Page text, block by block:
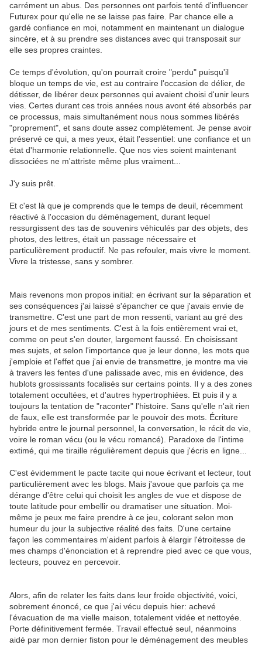
carrément un abus. Des personnes ont parfois tenté d'influencer
Futurex pour qu'elle ne se laisse pas faire. Par chance elle a
gardé confiance en moi, notamment en maintenant un dialogue
sincère, et à su prendre ses distances avec qui transposait sur
elle ses propres craintes.
Ce temps d'évolution, qu'on pourrait croire "perdu" puisqu'il
bloque un temps de vie, est au contraire l'occasion de délier, de
détisser, de libérer deux personnes qui avaient choisi d'unir leurs
vies. Certes durant ces trois années nous avont été absorbés par
ce processus, mais simultanément nous nous sommes libérés
"proprement", et sans doute assez complètement. Je pense avoir
préservé ce qui, a mes yeux, était l'essentiel: une confiance et un
état d'harmonie relationnelle. Que nos vies soient maintenant
dissociées ne m'attriste même plus vraiment...
J'y suis prêt.
Et c'est là que je comprends que le temps de deuil, récemment
réactivé à l'occasion du déménagement, durant lequel
ressurgissent des tas de souvenirs véhiculés par des objets, des
photos, des lettres, était un passage nécessaire et
particulièrement productif. Ne pas refouler, mais vivre le moment.
Vivre la tristesse, sans y sombrer.
Mais revenons mon propos initial: en écrivant sur la séparation et
ses conséquences j'ai laissé s'épancher ce que j'avais envie de
transmettre. C'est une part de mon ressenti, variant au gré des
jours et de mes sentiments. C'est à la fois entièrement vrai et,
comme on peut s'en douter, largement faussé. En choisissant
mes sujets, et selon l'importance que je leur donne, les mots que
j'emploie et l'effet que j'ai envie de transmettre, je montre ma vie
à travers les fentes d'une palissade avec, mis en évidence, des
hublots grossissants focalisés sur certains points. Il y a des zones
totalement occultées, et d'autres hypertrophiées. Et puis il y a
toujours la tentation de "raconter" l'histoire. Sans qu'elle n'ait rien
de faux, elle est transformée par le pouvoir des mots. Écriture
hybride entre le journal personnel, la conversation, le récit de vie,
voire le roman vécu (ou le vécu romancé). Paradoxe de l'intime
extimé, qui me tiraille régulièrement depuis que j'écris en ligne...
C'est évidemment le pacte tacite qui noue écrivant et lecteur, tout
particulièrement avec les blogs. Mais j'avoue que parfois ça me
dérange d'être celui qui choisit les angles de vue et dispose de
toute latitude pour embellir ou dramatiser une situation. Moi-
même je peux me faire prendre à ce jeu, colorant selon mon
humeur du jour la subjective réalité des faits. D'une certaine
façon les commentaires m'aident parfois à élargir l'étroitesse de
mes champs d'énonciation et à reprendre pied avec ce que vous,
lecteurs, pouvez en percevoir.
Alors, afin de relater les faits dans leur froide objectivité, voici,
sobrement énoncé, ce que j'ai vécu depuis hier: achevé
l'évacuation de ma vielle maison, totalement vidée et nettoyée.
Porte définitivement fermée. Travail effectué seul, néanmoins
aidé par mon dernier fiston pour le déménagement des meubles